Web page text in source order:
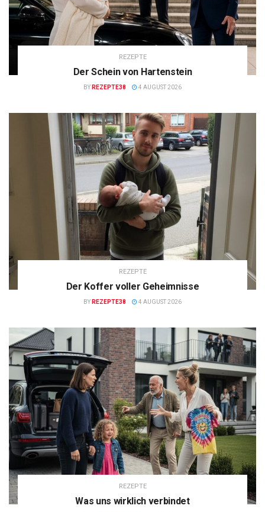
REZEPTE
Der Schein von Hartenstein
BY REZEPTE38 4 AUGUST 2026
REZEPTE
Der Koffer voller Geheimnisse
BY REZEPTE38 4 AUGUST 2026
REZEPTE
Was uns wirklich verbindet